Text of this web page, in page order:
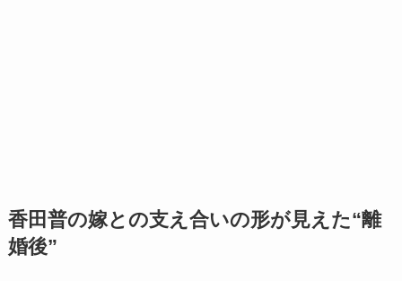
香田普の嫁との支え合いの形が見えた“離
婚後”